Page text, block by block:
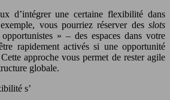
d’intégrer une certaine flexibilité dans
vous pourriez réserver des slots
» – des espaces dans votre
rapidement activés si une opportunité
approche vous permet de rester agile
globale.
s’